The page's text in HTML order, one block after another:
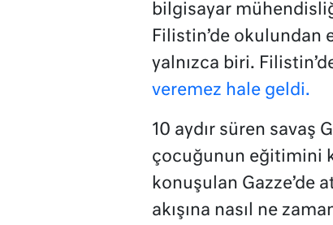
bilgisayar
Filistin’de
yalnızca biri.
veremez hale geldi.
10 aydır süren savaş
çocuğunun eğitimini
konuşulan Gazze’de
akışına nasıl ne